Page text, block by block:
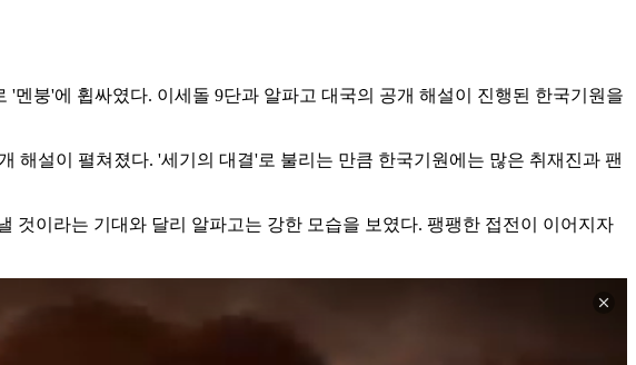
붕'에 휩싸였다. 이세돌 9단과 알파고 대국의 공개 해설이 진행된 한국기원을
해설이 펼쳐졌다. '세기의 대결'로 불리는 만큼 한국기원에는 많은 취재진과 팬
것이라는 기대와 달리 알파고는 강한 모습을 보였다. 팽팽한 접전이 이어지자